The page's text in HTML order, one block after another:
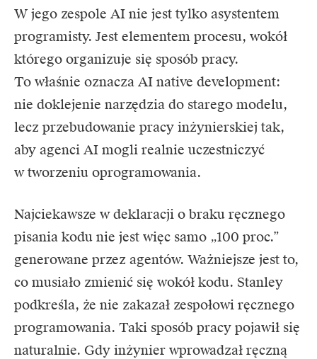
W jego zespole AI nie jest tylko asystentem
programisty. Jest elementem procesu, wokół
którego organizuje się sposób pracy.
To właśnie oznacza AI native development:
nie doklejenie narzędzia do starego modelu,
lecz przebudowanie pracy inżynierskiej tak,
aby agenci AI mogli realnie uczestniczyć
w tworzeniu oprogramowania.
Najciekawsze w deklaracji o braku ręcznego
pisania kodu nie jest więc samo „100 proc.”
generowane przez agentów. Ważniejsze jest to,
co musiało zmienić się wokół kodu. Stanley
podkreśla, że nie zakazał zespołowi ręcznego
programowania. Taki sposób pracy pojawił się
naturalnie. Gdy inżynier wprowadzał ręczną